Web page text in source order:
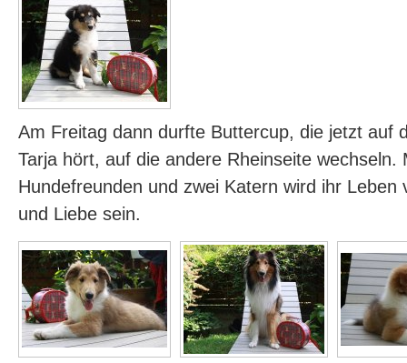
Am Freitag dann durfte Buttercup, die jetzt auf
Tarja hört, auf die andere Rheinseite wechseln.
Hundefreunden und zwei Katern wird ihr Leben
und Liebe sein.